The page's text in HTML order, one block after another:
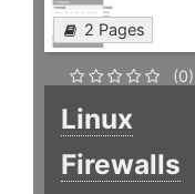
2 Pages
(0)
Linux
Firewalls